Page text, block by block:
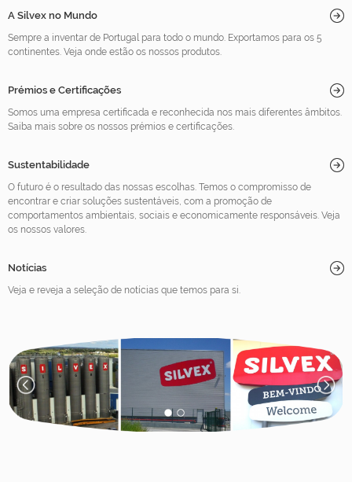
A Silvex no Mundo
Sempre a inventar de Portugal para todo o mundo. Exportamos para os 5
continentes. Veja onde estão os nossos produtos.
Prémios e Certificações
Somos uma empresa certificada e reconhecida nos mais diferentes âmbitos.
Saiba mais sobre os nossos prémios e certificações.
Sustentabilidade
O futuro é o resultado das nossas escolhas. Temos o compromisso de
encontrar e criar soluções sustentáveis, com a promoção de
comportamentos ambientais, sociais e economicamente responsáveis. Veja
os nossos valores.
Notícias
Veja e reveja a seleção de notícias que temos para si.
1 2